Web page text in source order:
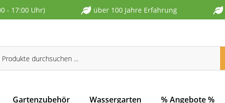
- 17:00 Uhr) über 100 Jahre Erfahrung
Gartenzubehör Wassergarten % Angebote %